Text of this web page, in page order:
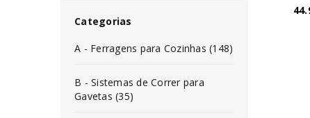
Categorias
A - Ferragens para Cozinhas (148)
B - Sistemas de Correr para
Gavetas (35)